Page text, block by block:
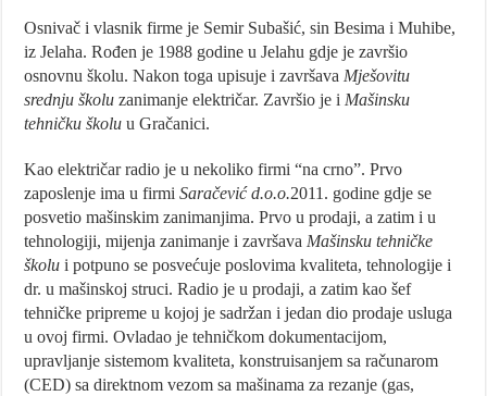
Osnivač i vlasnik firme je Semir Subašić, sin Besima i Muhibe,
iz Jelaha. Rođen je 1988 godine u Jelahu gdje je završio
osnovnu školu. Nakon toga upisuje i završava Mješovitu
srednju školu zanimanje električar. Završio je i Mašinsku
tehničku školu u Gračanici.
Kao električar radio je u nekoliko firmi “na crno”. Prvo
zaposlenje ima u firmiSaračević d.o.o.2011. godine gdje se
posvetio mašinskim zanimanjima. Prvo u prodaji, a zatim i u
tehnologiji, mijenja zanimanje i završava Mašinsku tehničke
školui potpuno se posvećuje poslovima kvaliteta, tehnologije i
dr. u mašinskoj struci. Radio je u prodaji, a zatim kao šef
tehničke pripreme u kojoj je sadržan i jedan dio prodaje usluga
u ovoj firmi. Ovladao je tehničkom dokumentacijom,
upravljanje sistemom kvaliteta, konstruisanjem sa računarom
(CED) sa direktnom vezom sa mašinama za rezanje (gas,